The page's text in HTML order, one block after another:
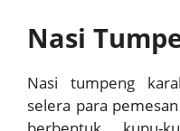
Nasi
Nasi tumpeng
selera para